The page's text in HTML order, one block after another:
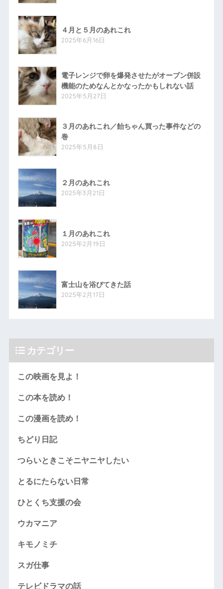
４月と５月のあれこれ
2025年6月16日
電子レンジで卵を爆発させたがオーブン併設
機能のためなんとかなったかもしれない話
2025年5月27日
３月のあれこれ／飴ちゃん買った事件などの
巻
2025年5月8日
２月のあれこれ
2025年3月21日
１月のあれこれ
2025年2月19日
富士山を浴びてきた話
2025年2月17日
カテゴリー
この映画を見よ！
この本を読め！
この漫画を読め！
ちどり日記
つらいときこそニヤニヤしたい
とるにたらない日常
ひとくち支援の会
ウカマニア
キモノミチ
スガ仕事
テレビドラマの話